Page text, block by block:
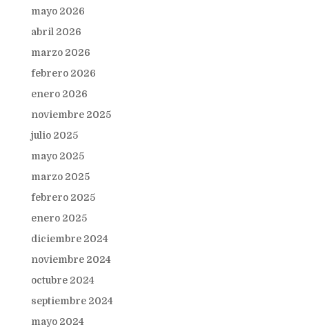
mayo 2026
abril 2026
marzo 2026
febrero 2026
enero 2026
noviembre 2025
julio 2025
mayo 2025
marzo 2025
febrero 2025
enero 2025
diciembre 2024
noviembre 2024
octubre 2024
septiembre 2024
mayo 2024